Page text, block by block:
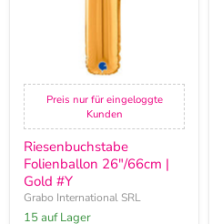
Preis nur für eingeloggte
Kunden
Riesenbuchstabe
Folienballon 26"/66cm |
Gold #Y
Grabo International SRL
15 auf Lager